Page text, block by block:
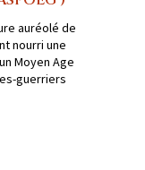
auréolé de
nourri une
Moyen Age
guerriers